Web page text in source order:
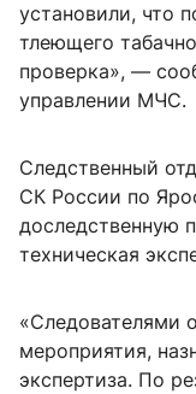
установили, что
тлеющего
проверка», —
управлении МЧС.
Следственный
СК России по
доследственную
техническая
«Следователями
мероприятия,
экспертиза. По